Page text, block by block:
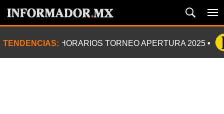
TENDENCIAS: HORARIOS TORNEO APERTURA 2025